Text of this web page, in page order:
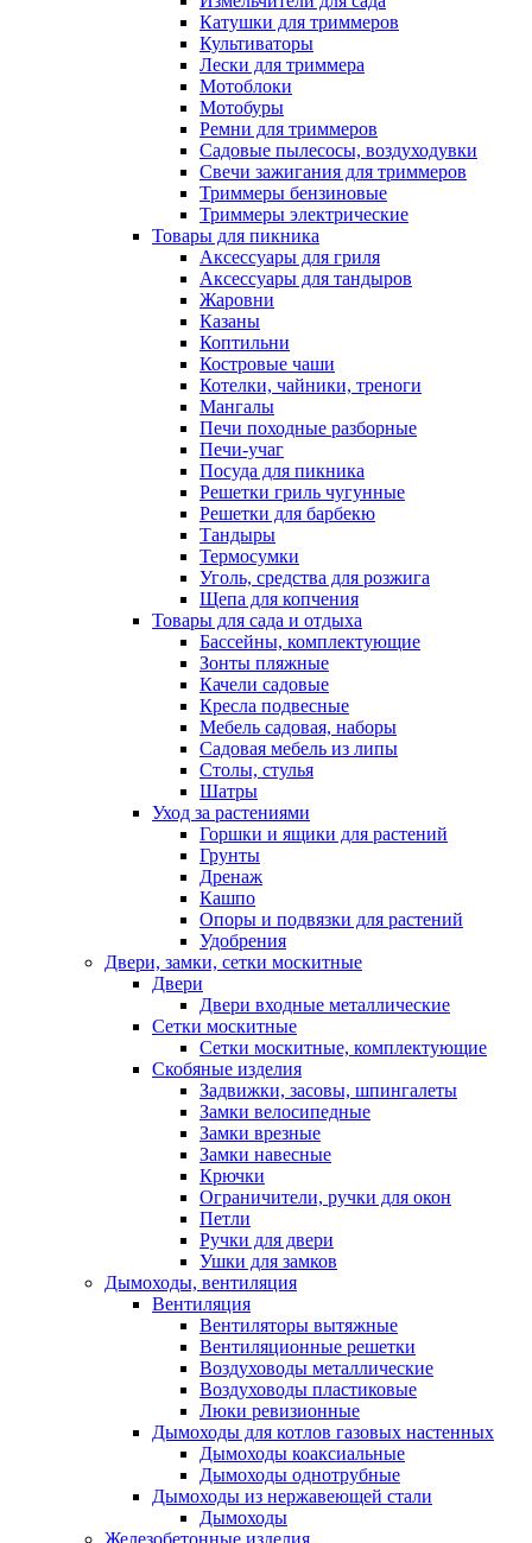
Катушки для триммеров
Культиваторы
Лески для триммера
Мотоблоки
Мотобуры
Ремни для триммеров
Садовые пылесосы, воздуходувки
Свечи зажигания для триммеров
Триммеры бензиновые
Триммеры электрические
Товары для пикника
Аксессуары для гриля
Аксессуары для тандыров
Жаровни
Казаны
Коптильни
Костровые чаши
Котелки, чайники, треноги
Мангалы
Печи походные разборные
Печи-учаг
Посуда для пикника
Решетки гриль чугунные
Решетки для барбекю
Тандыры
Термосумки
Уголь, средства для розжига
Щепа для копчения
Товары для сада и отдыха
Бассейны, комплектующие
Зонты пляжные
Качели садовые
Кресла подвесные
Мебель садовая, наборы
Садовая мебель из липы
Столы, стулья
Шатры
Уход за растениями
Горшки и ящики для растений
Грунты
Дренаж
Кашпо
Опоры и подвязки для растений
Удобрения
Двери, замки, сетки москитные
Двери
Двери входные металлические
Сетки москитные
Сетки москитные, комплектующие
Скобяные изделия
Задвижки, засовы, шпингалеты
Замки велосипедные
Замки врезные
Замки навесные
Крючки
Ограничители, ручки для окон
Петли
Ручки для двери
Ушки для замков
Дымоходы, вентиляция
Вентиляция
Вентиляторы вытяжные
Вентиляционные решетки
Воздуховоды металлические
Воздуховоды пластиковые
Люки ревизионные
Дымоходы для котлов газовых настенных
Дымоходы коаксиальные
Дымоходы однотрубные
Дымоходы из нержавеющей стали
Дымоходы
Железобетонные изделия